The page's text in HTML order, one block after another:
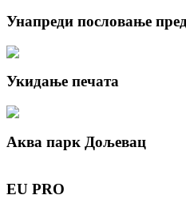
Унапреди пословање
Укидање печата
Аква парк Дољевац
EU PRO